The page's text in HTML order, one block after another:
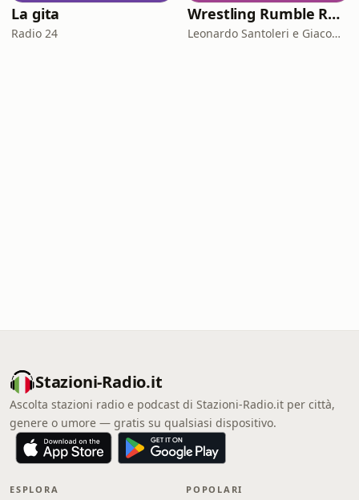
La gita
Radio 24
Wrestling Rumble Room Podcast
Leonardo Santoleri e Giacomo Toniaccini
Stazioni-Radio.it
Ascolta stazioni radio e podcast di Stazioni-Radio.it per città,
genere o umore — gratis su qualsiasi dispositivo.
ESPLORA POPOLARI